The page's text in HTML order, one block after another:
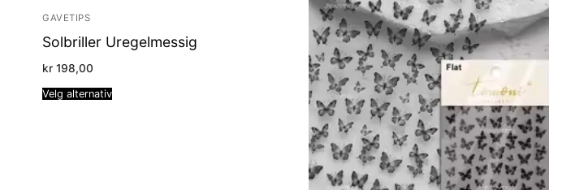
GAVETIPS
Solbriller Uregelmessig
kr 198,00
Velg alternativ